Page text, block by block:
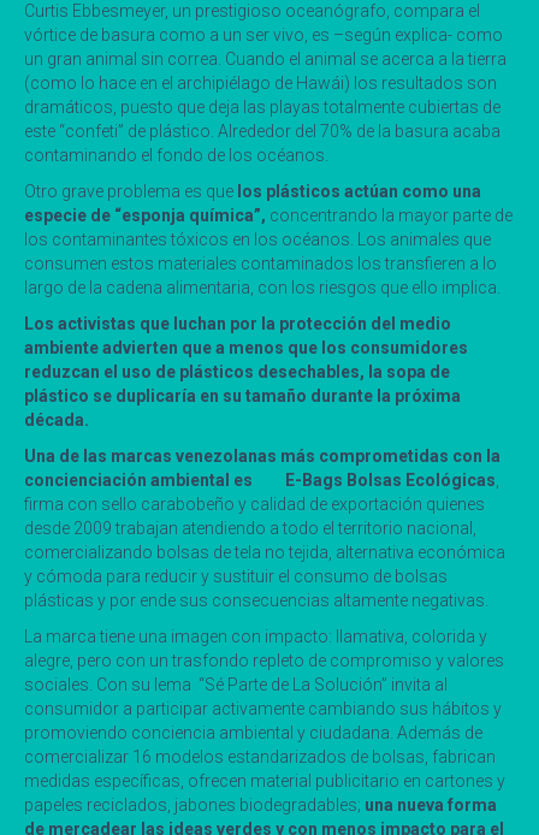
Curtis Ebbesmeyer, un prestigioso oceanógrafo, compara el
vórtice de basura como a un ser vivo, es –según explica- como
un gran animal sin correa. Cuando el animal se acerca a la tierra
(como lo hace en el archipiélago de Hawái) los resultados son
dramáticos, puesto que deja las playas totalmente cubiertas de
este “confeti” de plástico. Alrededor del 70% de la basura acaba
contaminando el fondo de los océanos.
Otro grave problema es que los plásticos actúan como una
especie de “esponja química”, concentrando la mayor parte de
los contaminantes tóxicos en los océanos. Los animales que
consumen estos materiales contaminados los transfieren a lo
largo de la cadena alimentaria, con los riesgos que ello implica.
Los activistas que luchan por la protección del medio
ambiente advierten que a menos que los consumidores
reduzcan el uso de plásticos desechables, la sopa de
plástico se duplicaría en su tamaño durante la próxima
década.
Una de las marcas venezolanas más comprometidas con la
concienciación ambiental es E-Bags Bolsas Ecológicas
firma con sello carabobeño y calidad de exportación quienes
desde 2009 trabajan atendiendo a todo el territorio nacional,
comercializando bolsas de tela no tejida, alternativa económica
y cómoda para reducir y sustituir el consumo de bolsas
plásticas y por ende sus consecuencias altamente negativas.
La marca tiene una imagen con impacto: llamativa, colorida y
alegre, pero con un trasfondo repleto de compromiso y valores
sociales. Con su lema “Sé Parte de La Solución” invita al
consumidor a participar activamente cambiando sus hábitos y
promoviendo conciencia ambiental y ciudadana. Además de
comercializar 16 modelos estandarizados de bolsas, fabrican
medidas específicas, ofrecen material publicitario en cartones y
papeles reciclados, jabones biodegradables; una nueva forma
de mercadear las ideas verdes y con menos impacto para el